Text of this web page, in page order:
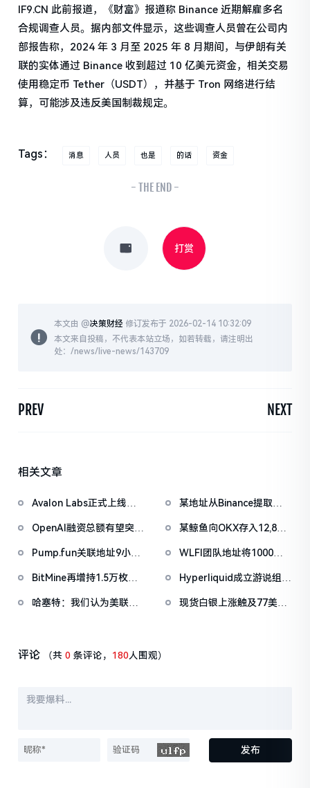
IF9.CN 此前报道，《财富》报道称 Binance 近期解雇多名
合规调查人员。据内部文件显示，这些调查人员曾在公司内
部报告称，2024 年 3 月至 2025 年 8 月期间，与伊朗有关
联的实体通过 Binance 收到超过 10 亿美元资金，相关交易
使用稳定币 Tether（USDT），并基于 Tron 网络进行结
算，可能涉及违反美国制裁规定。
Tags： 消息 人员 也是 的话 资金
- THE END -
打赏
本文由 @决策财经 修订发布于 2026-02-14 10:32:09
本文来自投稿，不代表本站立场，如若转载，请注明出
处：/news/live-news/143709
PREV NEXT
相关文章
Avalon Labs正式上线
某地址从Binance提取
722万美元
OpenAI融资总额有望突破
某鲸鱼向OKX存入12,840
Pump.fun关联地址9小时
PUMP
WLFI团队地址将1000万
BitMine再增持1.5万枚
Hyperliquid成立游说组织
Center」，将以2800万
哈塞特：我们认为美联储
现货白银上涨触及77美元/
评论 （共0 条评论， 180人围观）
发布